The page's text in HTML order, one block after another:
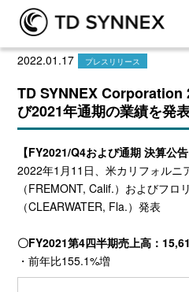
2022.01.17 プレスリリース
TD SYNNEX Corporation
び2021年通期の業績を発
【FY2021/Q4および通期 決算公告
2022年1月11日、米カリフォルニ
（FREMONT, Calif.）およびフロ
（CLEARWATER, Fla.）発表
〇FY2021第4四半期売上高：
・前年比155.1%増